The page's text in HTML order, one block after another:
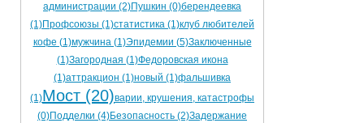
администрации (2)Пушкин (0)берендеевка
(1)Профсоюзы (1)статистика (1)клуб любителей
кофе (1)мужчина (1)Эпидемии (5)Заключенные
(1)Загородная (1)Федоровская икона
(1)аттракцион (1)новый (1)фальшивка
(1)Мост (20)варии, крушения, катастрофы
(0)Подделки (4)Безопасность (2)Задержание